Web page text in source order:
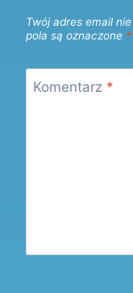
Twój adres email
pola są oznaczone *
Komentarz *